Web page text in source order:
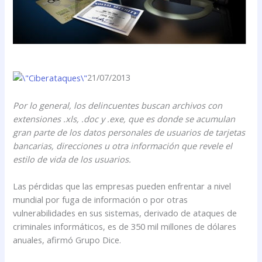
21/07/2013
Por lo general, los delincuentes buscan archivos con
extensiones .xls, .doc y .exe, que es donde se acumulan
gran parte de los datos personales de usuarios de tarjetas
bancarias, direcciones u otra información que revele el
estilo de vida de los usuarios.
Las pérdidas que las empresas pueden enfrentar a nivel
mundial por fuga de información o por otras
vulnerabilidades en sus sistemas, derivado de ataques de
criminales informáticos, es de 350 mil millones de dólares
anuales, afirmó Grupo Dice.